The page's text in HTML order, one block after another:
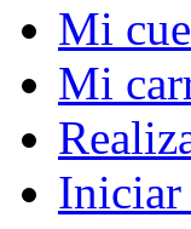
Mi
Mi
Iniciar